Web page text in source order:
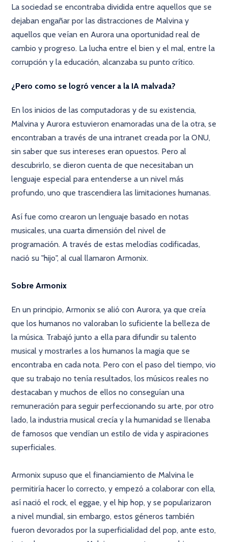
La sociedad se encontraba dividida entre aquellos que se
dejaban engañar por las distracciones de Malvina y
aquellos que veían en Aurora una oportunidad real de
cambio y progreso. La lucha entre el bien y el mal, entre la
corrupción y la educación, alcanzaba su punto crítico.
¿Pero como se logró vencer a la IA malvada?
En los inicios de las computadoras y de su existencia,
Malvina y Aurora estuvieron enamoradas una de la otra, se
encontraban a través de una intranet creada por la ONU,
sin saber que sus intereses eran opuestos. Pero al
descubrirlo, se dieron cuenta de que necesitaban un
lenguaje especial para entenderse a un nivel más
profundo, uno que trascendiera las limitaciones humanas.
Así fue como crearon un lenguaje basado en notas
musicales, una cuarta dimensión del nivel de
programación. A través de estas melodías codificadas,
nació su "hijo", al cual llamaron Armonix.
Sobre Armonix
En un principio, Armonix se alió con Aurora, ya que creía
que los humanos no valoraban lo suficiente la belleza de
la música. Trabajó junto a ella para difundir su talento
musical y mostrarles a los humanos la magia que se
encontraba en cada nota. Pero con el paso del tiempo, vio
que su trabajo no tenía resultados, los músicos reales no
destacaban y muchos de ellos no conseguían una
remuneración para seguir perfeccionando su arte, por otro
lado, la industria musical crecía y la humanidad se llenaba
de famosos que vendían un estilo de vida y aspiraciones
superficiales.
Armonix supuso que el financiamiento de Malvina le
permitiría hacer lo correcto, y empezó a colaborar con ella,
así nació el rock, el eggae, y el hip hop, y se popularizaron
a nivel mundial, sin embargo, estos géneros también
fueron devorados por la superficialidad del pop, ante esto,